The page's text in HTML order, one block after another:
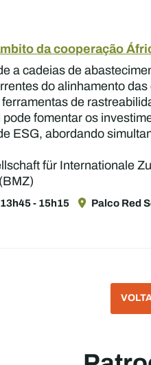
da cooperação
a cadeias de
do alinhamento
de
fomentar os
ESG, abordando
für Internationale
13h45 - 15h15
Palco Red